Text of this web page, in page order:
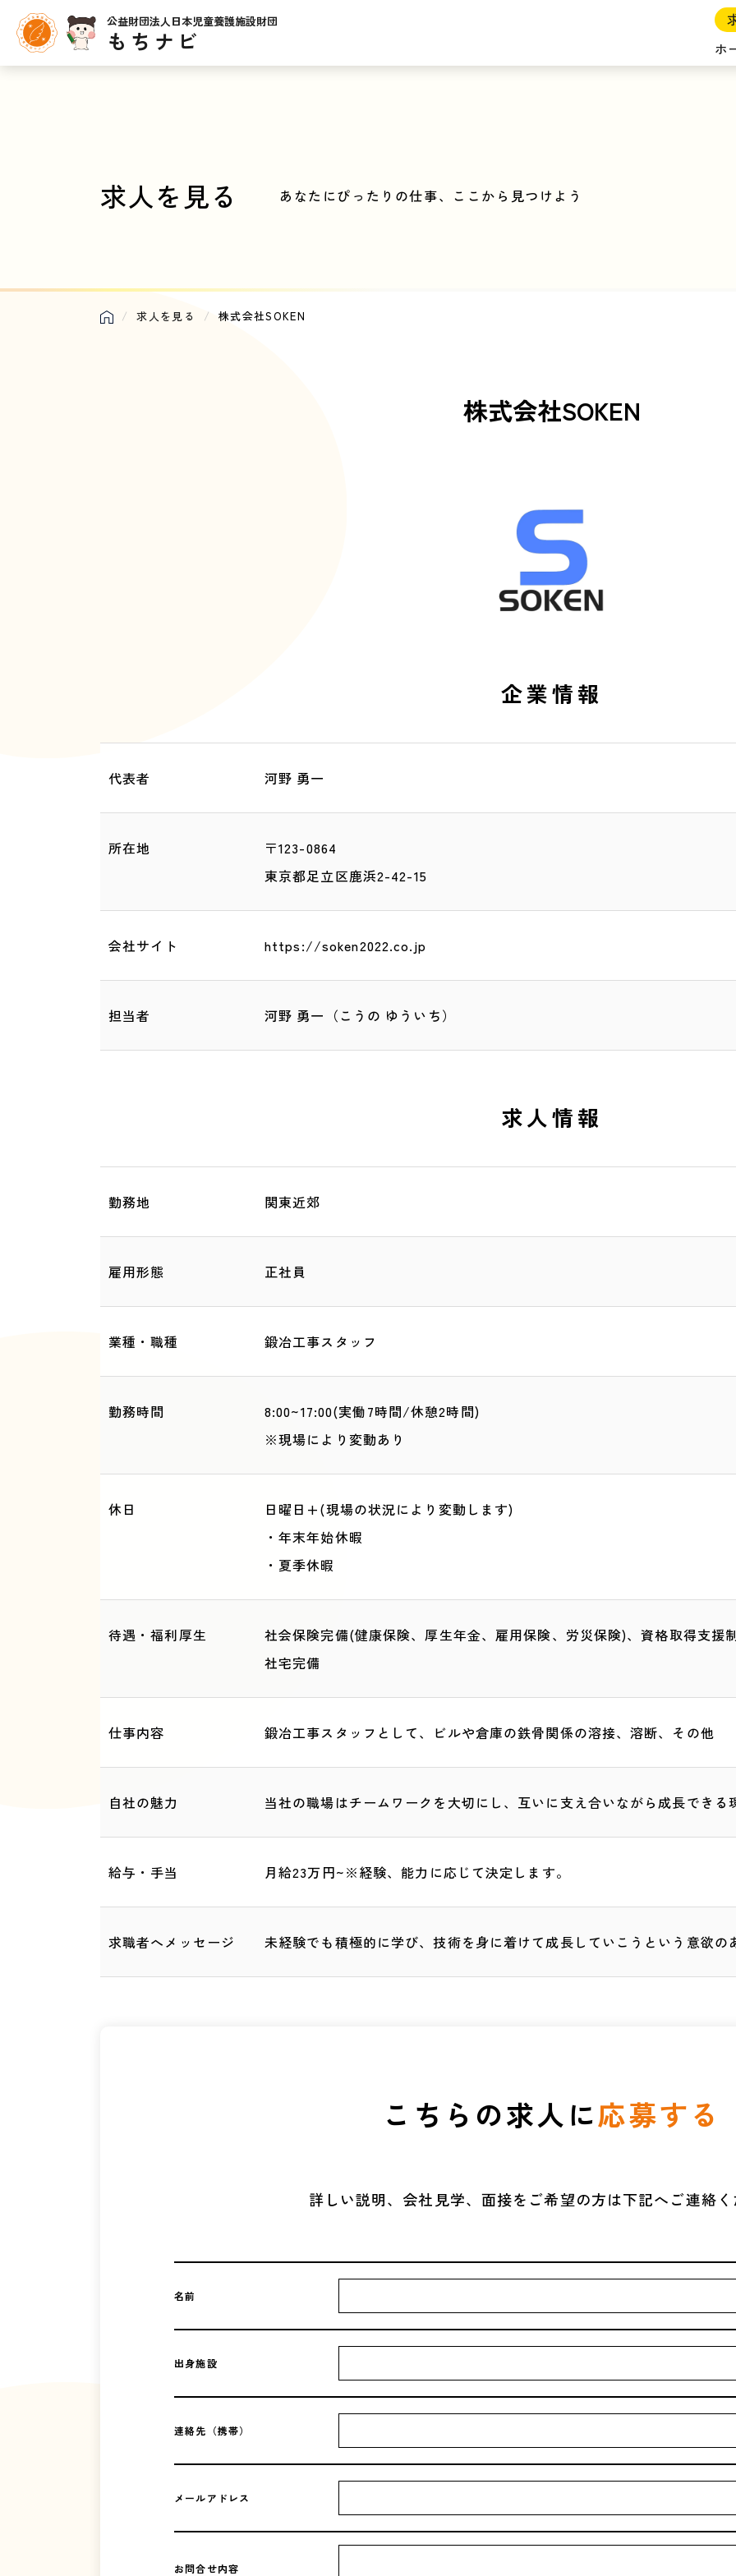
公益財団法人日本児童養護施設財団
もちナビ
ホ
求人を見る あなたにぴったりの仕事、ここから見つけよう
求人を見る 株式会社SOKEN
株式会社SOKEN
企業情報
代表者 河野 勇一
所在地
〒123-0864
東京都足立区鹿浜2-42-15
会社サイト https://soken2022.co.jp
担当者 河野 勇一（こうの ゆういち）
求人情報
勤務地 関東近郊
雇用形態 正社員
業種・職種 鍛冶工事スタッフ
勤務時間
8:00~17:00(実働7時間/休憩2時間)
※現場により変動あり
休日
日曜日+(現場の状況により変動します)
・年末年始休暇
・夏季休暇
待遇・福利厚生
社会保険完備(健康保険、厚生年金、雇用保険、労災保険)、資格取得支援
社宅完備
仕事内容 鍛冶工事スタッフとして、ビルや倉庫の鉄骨関係の溶接、溶断、その他
自社の魅力 当社の職場はチームワークを大切にし、互いに支え合いながら成長できる
給与・手当 月給23万円~※経験、能力に応じて決定します。
求職者へメッセージ 未経験でも積極的に学び、技術を身に着けて成長していこうという意欲の
こちらの求人に応募する
詳しい説明、会社見学、面接をご希望の方は下記へご連絡く
名前
出身施設
連絡先（携帯）
メールアドレス
お問合せ内容